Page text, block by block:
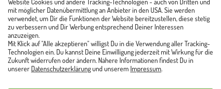
Instagram
TikTokPinterestYouTubeFacebook